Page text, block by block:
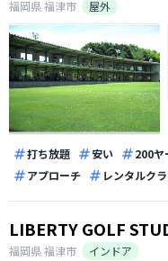
福岡県福津市
屋外
打ち放題 安い 200ヤ
アプローチ
レンタルク
LIBERTY GOLF
福岡県福津市 インドア